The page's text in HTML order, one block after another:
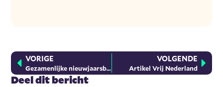
VORIGE
Gezamenlijke nieuwjaarsborrel
VOLGENDE
Artikel Vrij Nederland
Deel dit bericht